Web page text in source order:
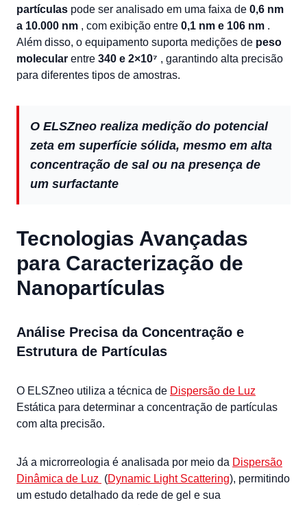
partículas pode ser analisado em uma faixa de 0,6 nm
a 10.000 nm , com exibição entre 0,1 nm e 106 nm .
Além disso, o equipamento suporta medições de peso
molecular entre 340 e 2×10⁷ , garantindo alta precisão
para diferentes tipos de amostras.
O ELSZneo realiza medição do potencial
zeta em superfície sólida, mesmo em alta
concentração de sal ou na presença de
um surfactante
Tecnologias Avançadas
para Caracterização de
Nanopartículas
Análise Precisa da Concentração e
Estrutura de Partículas
O ELSZneo utiliza a técnica de Dispersão de Luz
Estática para determinar a concentração de partículas
com alta precisão.
Já a microrreologia é analisada por meio da Dispersão
Dinâmica de Luz (Dynamic Light Scattering), permitindo
um estudo detalhado da rede de gel e sua